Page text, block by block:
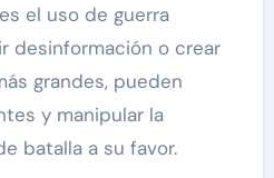
el uso de guerra
desinformación o crear
grandes, pueden
y manipular la
batalla a su favor.